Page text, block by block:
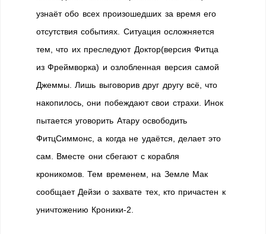
узнаёт обо всех произошедших за время его
отсутствия событиях. Ситуация осложняется
тем, что их преследуют Доктор(версия Фитца
из Фреймворка) и озлобленная версия самой
Джеммы. Лишь выговорив друг другу всё, что
накопилось, они побеждают свои страхи. Инок
пытается уговорить Атару освободить
ФитцСиммонс, а когда не удаётся, делает это
сам. Вместе они сбегают с корабля
кроникомов. Тем временем, на Земле Мак
сообщает Дейзи о захвате тех, кто причастен к
уничтожению Кроники-2.